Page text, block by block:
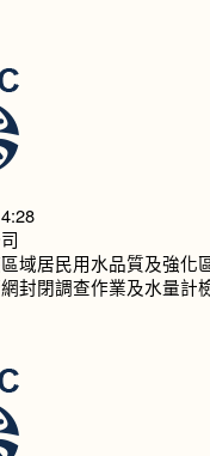
域居民用水品質及強化
封閉調查作業及水量計